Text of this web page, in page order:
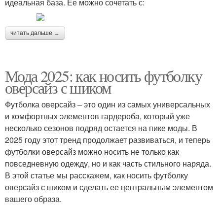
читать дальше →
Мода 2025: как носить футболку
оверсайз с шиком
Футболка оверсайз – это один из самых универсальных
и комфортных элементов гардероба, который уже
несколько сезонов подряд остается на пике моды. В
2025 году этот тренд продолжает развиваться, и теперь
футболки оверсайз можно носить не только как
повседневную одежду, но и как часть стильного наряда.
В этой статье мы расскажем, как носить футболку
оверсайз с шиком и сделать ее центральным элементом
вашего образа.